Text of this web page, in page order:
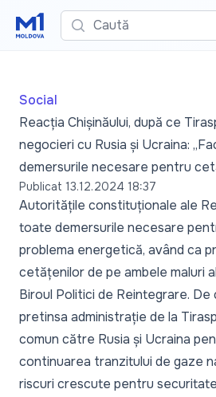
Caută
Social
Reacția Chișinăului, după ce
negocieri cu Rusia și Ucraina:
demersurile necesare pentru
Publicat 13.12.2024 18:37
Autoritățile constituționale ale
toate demersurile necesare
problema energetică, având ca
cetățenilor de pe ambele maluri
Biroul Politici de Reintegrare. De
pretinsa administrație de la
comun către Rusia și Ucraina
continuarea tranzitului de gaze
riscuri crescute pentru